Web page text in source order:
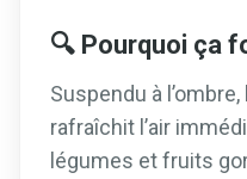
🔍 Pourquoi ça
Suspendu à
rafraîchit l’air
légumes et fruits